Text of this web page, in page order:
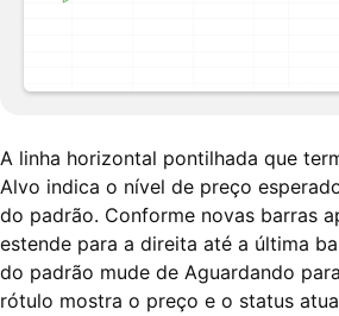
A linha horizontal pontilhada que
Alvo indica o nível de preço
do padrão. Conforme novas barras
estende para a direita até a última
do padrão mude de Aguardando
rótulo mostra o preço e o status